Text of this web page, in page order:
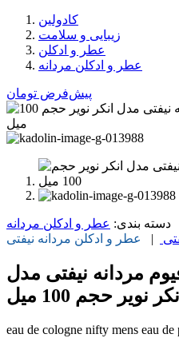
کادولین
زیبایی و سلامت
عطر و ادکلن
عطر و ادکلن مردانه
پیش‌فرض تومان
دسته بندی: عطر و ادکلن مردانه
| عطر و ادکلن مردانه نیفتی
مردانه نیفتی مدل
انکر نویر حجم 100 میل
eau de cologne nifty mens eau